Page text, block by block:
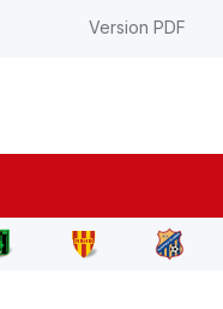
Version PDF